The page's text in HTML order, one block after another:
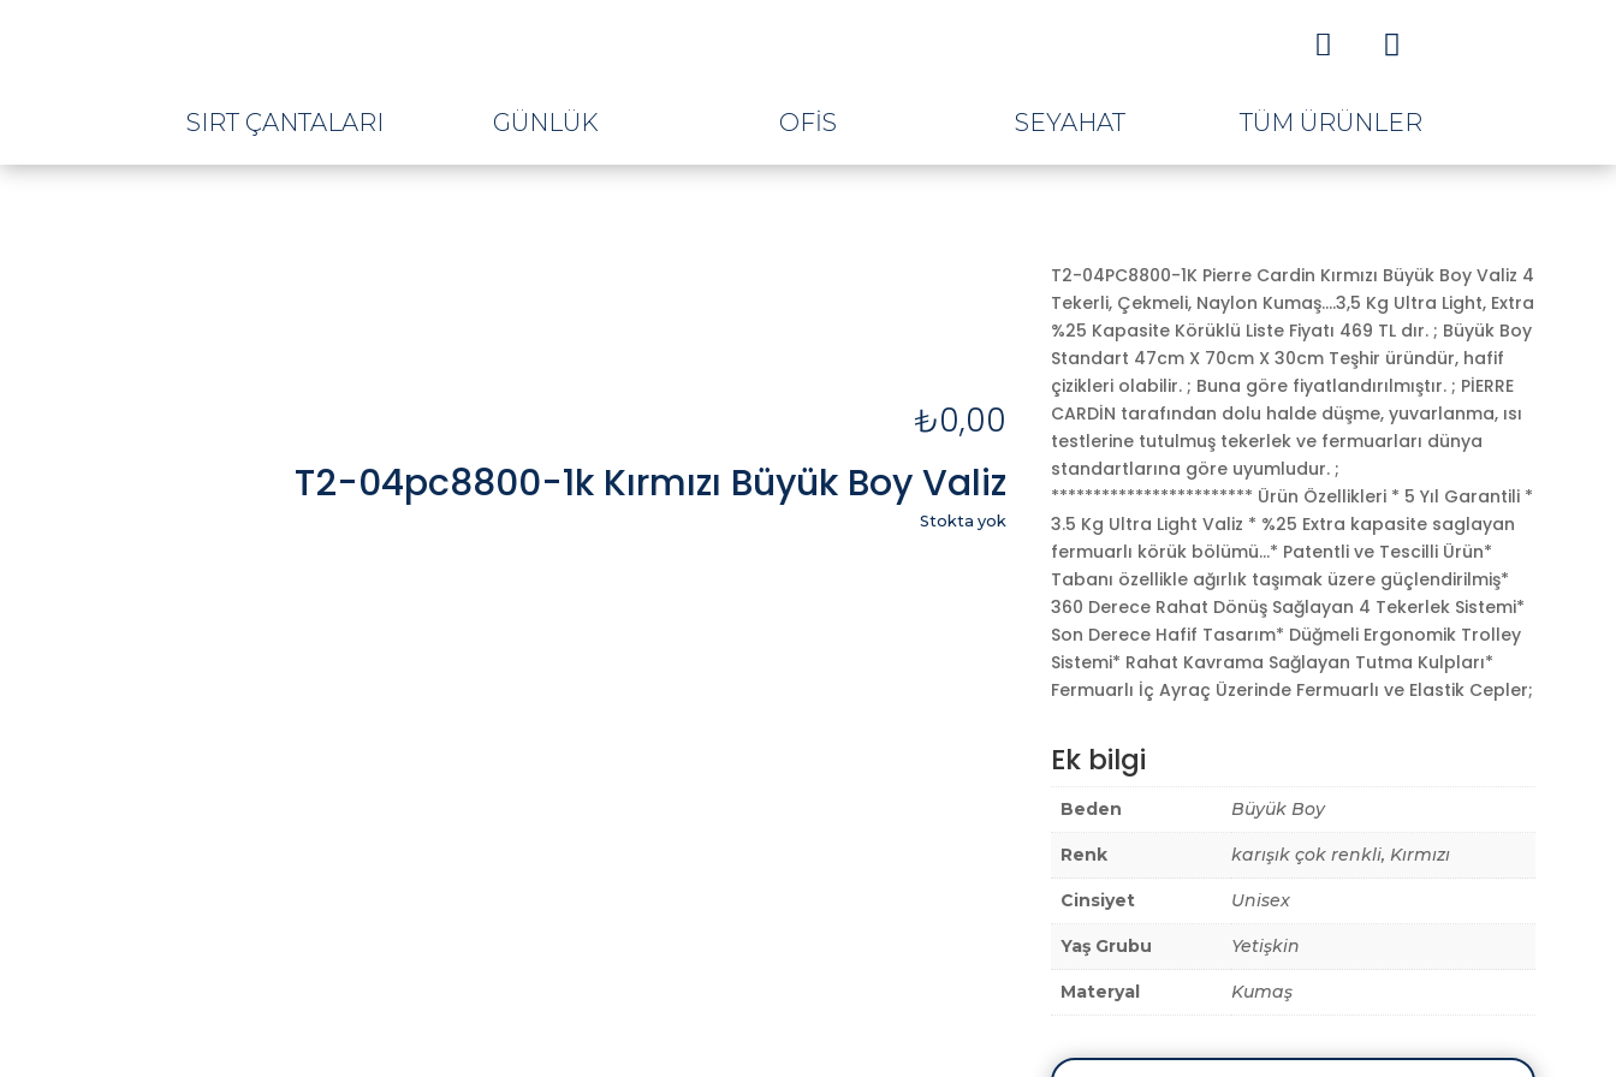
 
SIRT ÇANTALARI GÜNLÜK OFIS SEYAHAT TÜM ÜRÜNLER
₺0,00
T2-04pc8800-1k Kırmızı Büyük Boy Valiz
Stokta yok
T2-04PC8800-1K Pierre Cardin Kırmızı Büyük Boy Valiz 4
Tekerli, Çekmeli, Naylon Kumaş….3,5 Kg Ultra Light, Extra
%25 Kapasite Körüklü Liste Fiyatı 469 TL dır. ; Büyük Boy
Standart 47cm X 70cm X 30cm Teşhir üründür, hafif
çizikleri olabilir. ; Buna göre fiyatlandırılmıştır. ; PİERRE
CARDİN tarafından dolu halde düşme, yuvarlanma, ısı
testlerine tutulmuş tekerlek ve fermuarları dünya
standartlarına göre uyumludur. ;
************************ Ürün Özellikleri * 5 Yıl Garantili *
3.5 Kg Ultra Light Valiz * %25 Extra kapasite saglayan
fermuarlı körük bölümü…* Patentli ve Tescilli Ürün*
Tabanı özellikle ağırlık taşımak üzere güçlendirilmiş*
360 Derece Rahat Dönüş Sağlayan 4 Tekerlek Sistemi*
Son Derece Hafif Tasarım* Düğmeli Ergonomik Trolley
Sistemi* Rahat Kavrama Sağlayan Tutma Kulpları*
Fermuarlı İç Ayraç Üzerinde Fermuarlı ve Elastik Cepler;
Ek bilgi
Beden Büyük Boy
Renk karışık çok renkli, Kırmızı
Cinsiyet Unisex
Yaş Grubu Yetişkin
Materyal Kumaş